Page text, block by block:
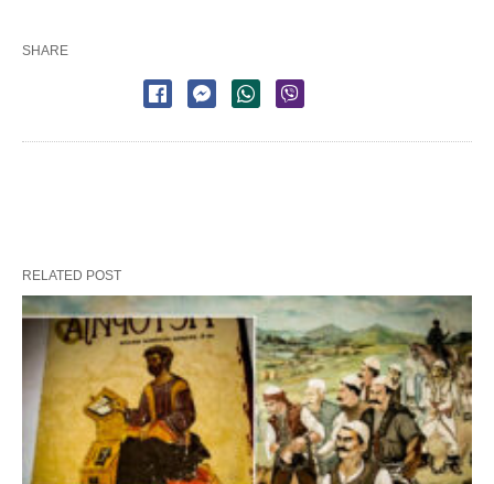
SHARE
RELATED POST